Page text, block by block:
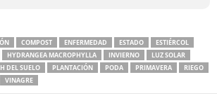
COMPOST ENFERMEDAD ESTADO
ESTIÉRCOL
HYDRANGEA MACROPHYLLA INVIERNO
LUZ SOLAR
DEL SUELO PLANTACIÓN PODA PRIMAVERA
RIEGO
VINAGRE